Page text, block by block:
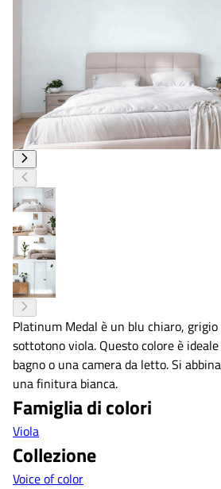
Platinum Medal è un blu chiaro,
sottotono viola. Questo colore è
bagno o una camera da letto. Si
una finitura bianca.
Famiglia di colori
Viola
Collezione
Voice of color